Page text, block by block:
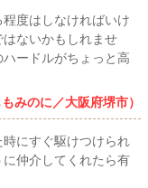
度はしなければいけ
ないかもしれませ
ードルがちょっと高
もみのに／大阪府堺市）
にすぐ駆けつけられ
仲介してくれたら有